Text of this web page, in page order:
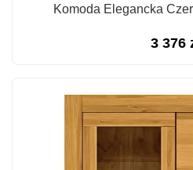
Komoda Elegancka
3 376